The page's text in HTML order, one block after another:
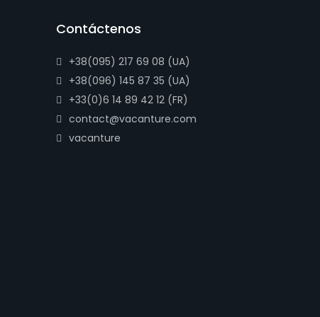
Contáctenos
+38(095) 217 69 08 (UA)
+38(096) 145 87 35 (UA)
+33(0)6 14 89 42 12 (FR)
contact@vacanture.com
vacanture